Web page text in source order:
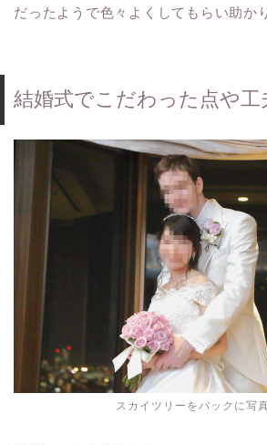
だったようで色々よくしてもらい助か
結婚式でこだわった点や工
スカイツリーをバックに写